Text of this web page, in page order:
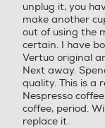
Cappuccinatore
Pannarello
unplug it, you
make another
out of using the
certain. I have
Vertuo original
Next away.
quality. This is a
Nespresso
coffee, period.
replace it.